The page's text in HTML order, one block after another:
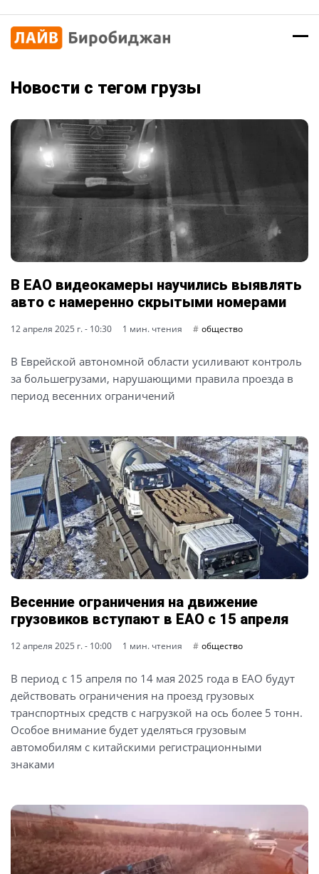
Новости с тегом грузы
В ЕАО видеокамеры научились выявлять
авто с намеренно скрытыми номерами
12 апреля 2025 г. - 10:30 1 мин. чтения общество
В Еврейской автономной области усиливают контроль
за большегрузами, нарушающими правила проезда в
период весенних ограничений
Весенние ограничения на движение
грузовиков вступают в ЕАО с 15 апреля
12 апреля 2025 г. - 10:00 1 мин. чтения общество
В период с 15 апреля по 14 мая 2025 года в ЕАО будут
действовать ограничения на проезд грузовых
транспортных средств с нагрузкой на ось более 5 тонн.
Особое внимание будет уделяться грузовым
автомобилям с китайскими регистрационными
знаками